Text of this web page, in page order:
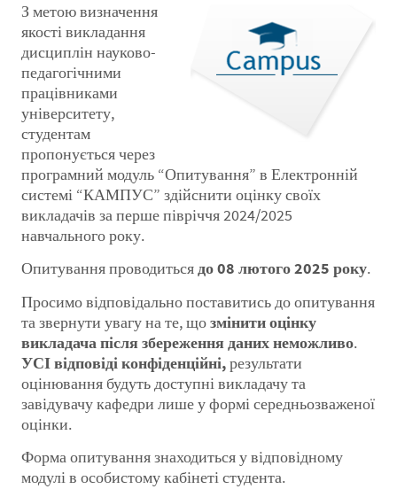
З метою визначення
якості викладання
дисциплін науково-
педагогічними
працівниками
університету,
студентам
пропонується через
програмний модуль “Опитування” в Електронній
системі “КАМПУС” здійснити оцінку своїх
викладачів за перше півріччя 2024/2025
навчального року.
Опитування проводитьсядо 08 лютого 2025 року.
Просимо відповідально поставитись до опитування
та звернути увагу на те, щозмінити оцінку
викладача після збереження даних неможливо.
УСІ відповіді конфіденційні,результати
оцінювання будуть доступні викладачу та
завідувачу кафедри лише у формі середньозваженої
оцінки.
Форма опитування знаходиться у відповідному
модулі в особистому кабінеті студента.